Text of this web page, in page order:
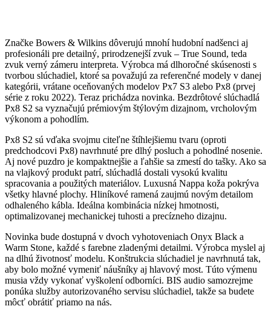
Značke Bowers & Wilkins dôverujú mnohí hudobní nadšenci aj
profesionáli pre detailný, prirodzenejší zvuk – True Sound, teda
zvuk verný zámeru interpreta. Výrobca má dlhoročné skúsenosti s
tvorbou slúchadiel, ktoré sa považujú za referenčné modely v danej
kategórii, vrátane oceňovaných modelov Px7 S3 alebo Px8 (prvej
série z roku 2022). Teraz prichádza novinka. Bezdrôtové slúchadlá
Px8 S2 sa vyznačujú prémiovým štýlovým dizajnom, vrcholovým
výkonom a pohodlím.
Px8 S2 sú vďaka svojmu citeľne štíhlejšiemu tvaru (oproti
predchodcovi Px8) navrhnuté pre dlhý posluch a pohodlné nosenie.
Aj nové puzdro je kompaktnejšie a ľahšie sa zmestí do tašky. Ako sa
na vlajkový produkt patrí, slúchadlá dostali vysokú kvalitu
spracovania a použitých materiálov. Luxusná Nappa koža pokrýva
všetky hlavné plochy. Hliníkové ramená zaujmú novým detailom
odhaleného kábla. Ideálna kombinácia nízkej hmotnosti,
optimalizovanej mechanickej tuhosti a precízneho dizajnu.
Novinka bude dostupná v dvoch vyhotoveniach Onyx Black a
Warm Stone, každé s farebne zladenými detailmi. Výrobca myslel aj
na dlhú životnosť modelu. Konštrukcia slúchadiel je navrhnutá tak,
aby bolo možné vymeniť náušníky aj hlavový most. Túto výmenu
musia vždy vykonať vyškolení odborníci. BIS audio samozrejme
ponúka služby autorizovaného servisu slúchadiel, takže sa budete
môcť obrátiť priamo na nás.